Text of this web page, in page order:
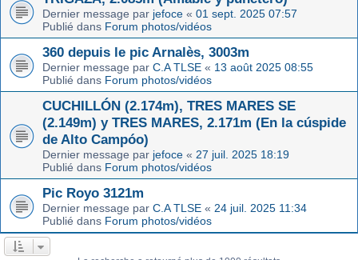
Dernier message par jefoce « 01 sept. 2025 07:57
Publié dans Forum photos/vidéos
360 depuis le pic Arnalès, 3003m
Dernier message par C.A TLSE « 13 août 2025 08:55
Publié dans Forum photos/vidéos
CUCHILLÓN (2.174m), TRES MARES SE
(2.149m) y TRES MARES, 2.171m (En la cúspide
de Alto Campóo)
Dernier message par jefoce « 27 juil. 2025 18:19
Publié dans Forum photos/vidéos
Pic Royo 3121m
Dernier message par C.A TLSE « 24 juil. 2025 11:34
Publié dans Forum photos/vidéos